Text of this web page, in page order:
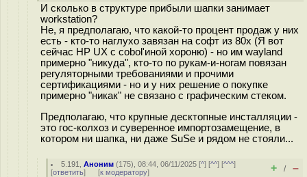
И сколько в структуре прибыли шапки занимает
workstation?
Не, я предполагаю, что какой-то процент продаж у них
есть - кто-то наглухо завязан на софт из 80х (Я вот
сейчас HP UX с cobol'иной хороню) - но им wayland
примерно "никуда", кто-то по рукам-и-ногам повязан
регуляторными требованиями и прочими
сертификациями - но и у них решение о покупке
примерно "никак" не связано с графическим стеком.
Предполагаю, что крупные десктопные инсталляции -
это гос-колхоз и суверенное импортозамещение, в
котором ни шапка, ни даже SuSe и рядом не стояли...
5.191 ,Аноним (175), 08:44, 06/11/2025 [^] [^^] [^^^]
[ответить] [к модератору] + / –